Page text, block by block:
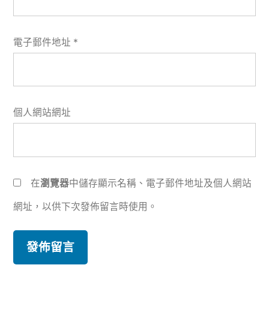
電子郵件地址 *
個人網站網址
在瀏覽器中儲存顯示名稱、電子郵件地址及個人網站
網址，以供下次發佈留言時使用。